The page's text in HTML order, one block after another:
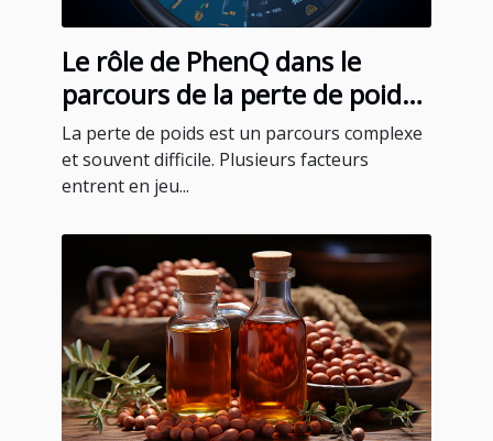
Le rôle de PhenQ dans le
parcours de la perte de poids :
témoignages et expériences
des utilisateurs
La perte de poids est un parcours complexe
et souvent difficile. Plusieurs facteurs
entrent en jeu...